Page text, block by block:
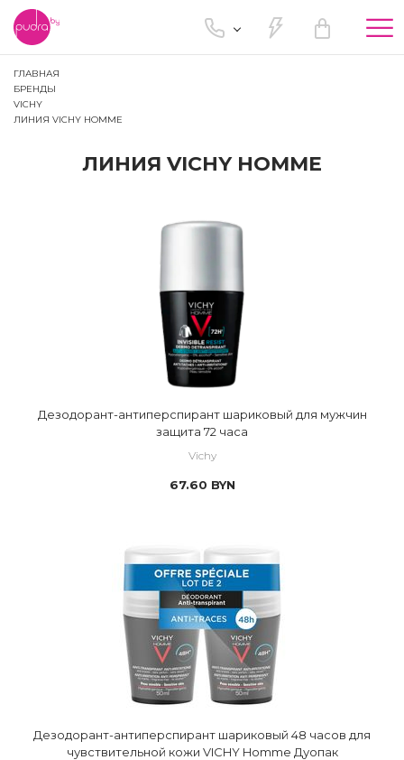
ГЛАВНАЯ
БРЕНДЫ
VICHY
ЛИНИЯ VICHY HOMME
ЛИНИЯ VICHY HOMME
Дезодорант-антиперспирант шариковый для мужчин
защита 72 часа
Vichy
67.60 BYN
Дезодорант-антиперспирант шариковый 48 часов для
чувствительной кожи VICHY Homme Дуопак